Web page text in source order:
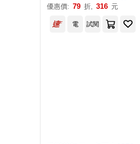
集】
優惠價: 79 折, 316 元
電 試閱